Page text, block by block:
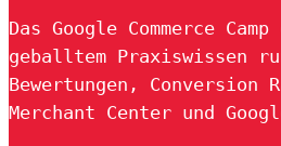
Das Google Commerce
geballtem Praxiswissen
Bewertungen, Conversion
Merchant Center und